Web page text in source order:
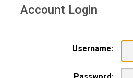
Account Login
Username: